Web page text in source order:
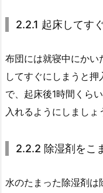
2.2.1 起床してす
布団には就寝中にかい
してすぐにしまうと
で、起床後1時間くら
入れるようにしましょ
2.2.2 除湿剤をこ
水のたまった除湿剤